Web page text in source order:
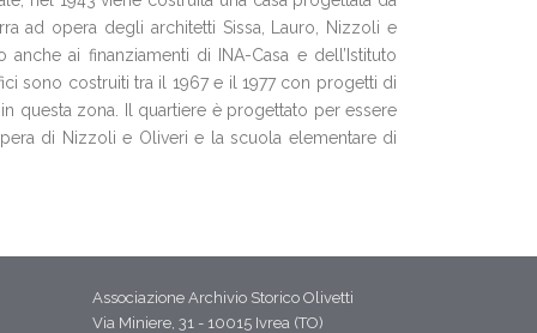
ad opera degli architetti Sissa, Lauro, Nizzoli e
ai finanziamenti di INA-Casa e dell’Istituto
sono costruiti tra il 1967 e il 1977 con progetti di
questa zona. Il quartiere è progettato per essere
di Nizzoli e Oliveri e la scuola elementare di
Associazione Archivio Storico Olivetti
Via Miniere, 31 - 10015 Ivrea (TO)